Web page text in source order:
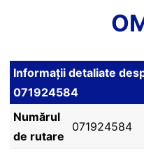
Informații detaliate
071924584
Numărul
de rutare
071924584